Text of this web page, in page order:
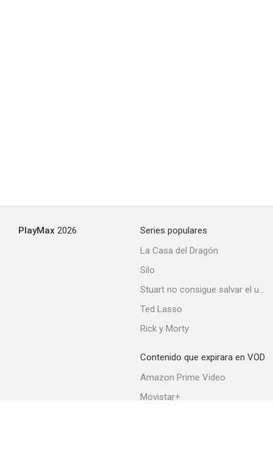
PlayMax 2026
Series populares
La Casa del Dragón
Silo
Stuart no consigue salvar el universo
Ted Lasso
Rick y Morty
Contenido que expirara en VOD
Amazon Prime Video
Movistar+